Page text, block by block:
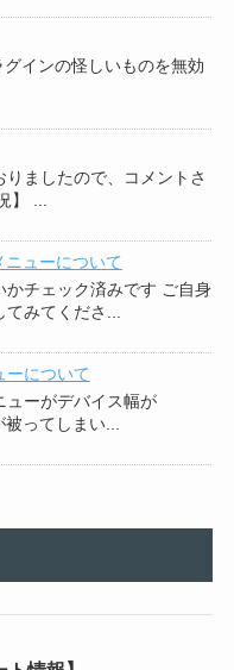
インの怪しいものを無効
ましたので、コメントさ
】 ...
ューについて
かチェック済みです ご自身
てみてくださ...
ーについて
ューがデバイス幅が
ってしまい...